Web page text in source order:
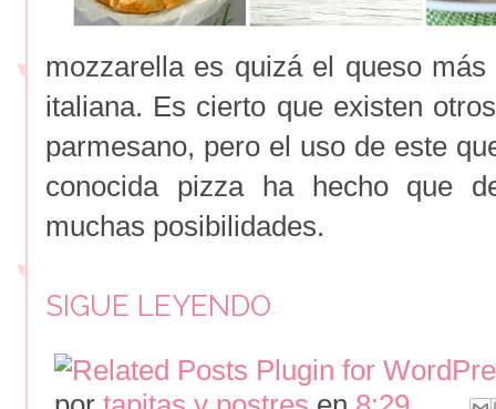
mozzarella es quizá el queso
italiana. Es cierto que existen
parmesano, pero el uso de este
conocida pizza ha hecho que
muchas posibilidades.
SIGUE LEYENDO